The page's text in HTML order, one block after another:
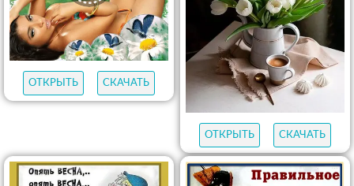
ОТКРЫТЬ СКАЧАТЬ
ОТКРЫТЬ СКАЧАТЬ